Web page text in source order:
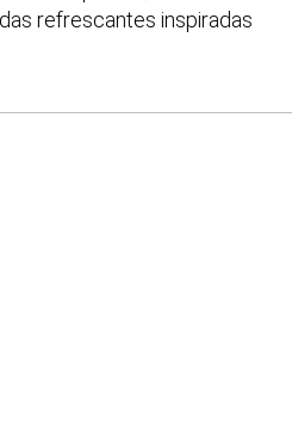
refrescantes inspiradas